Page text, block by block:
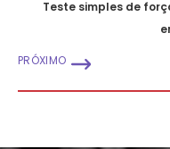
Teste simples de
PRÓXIMO